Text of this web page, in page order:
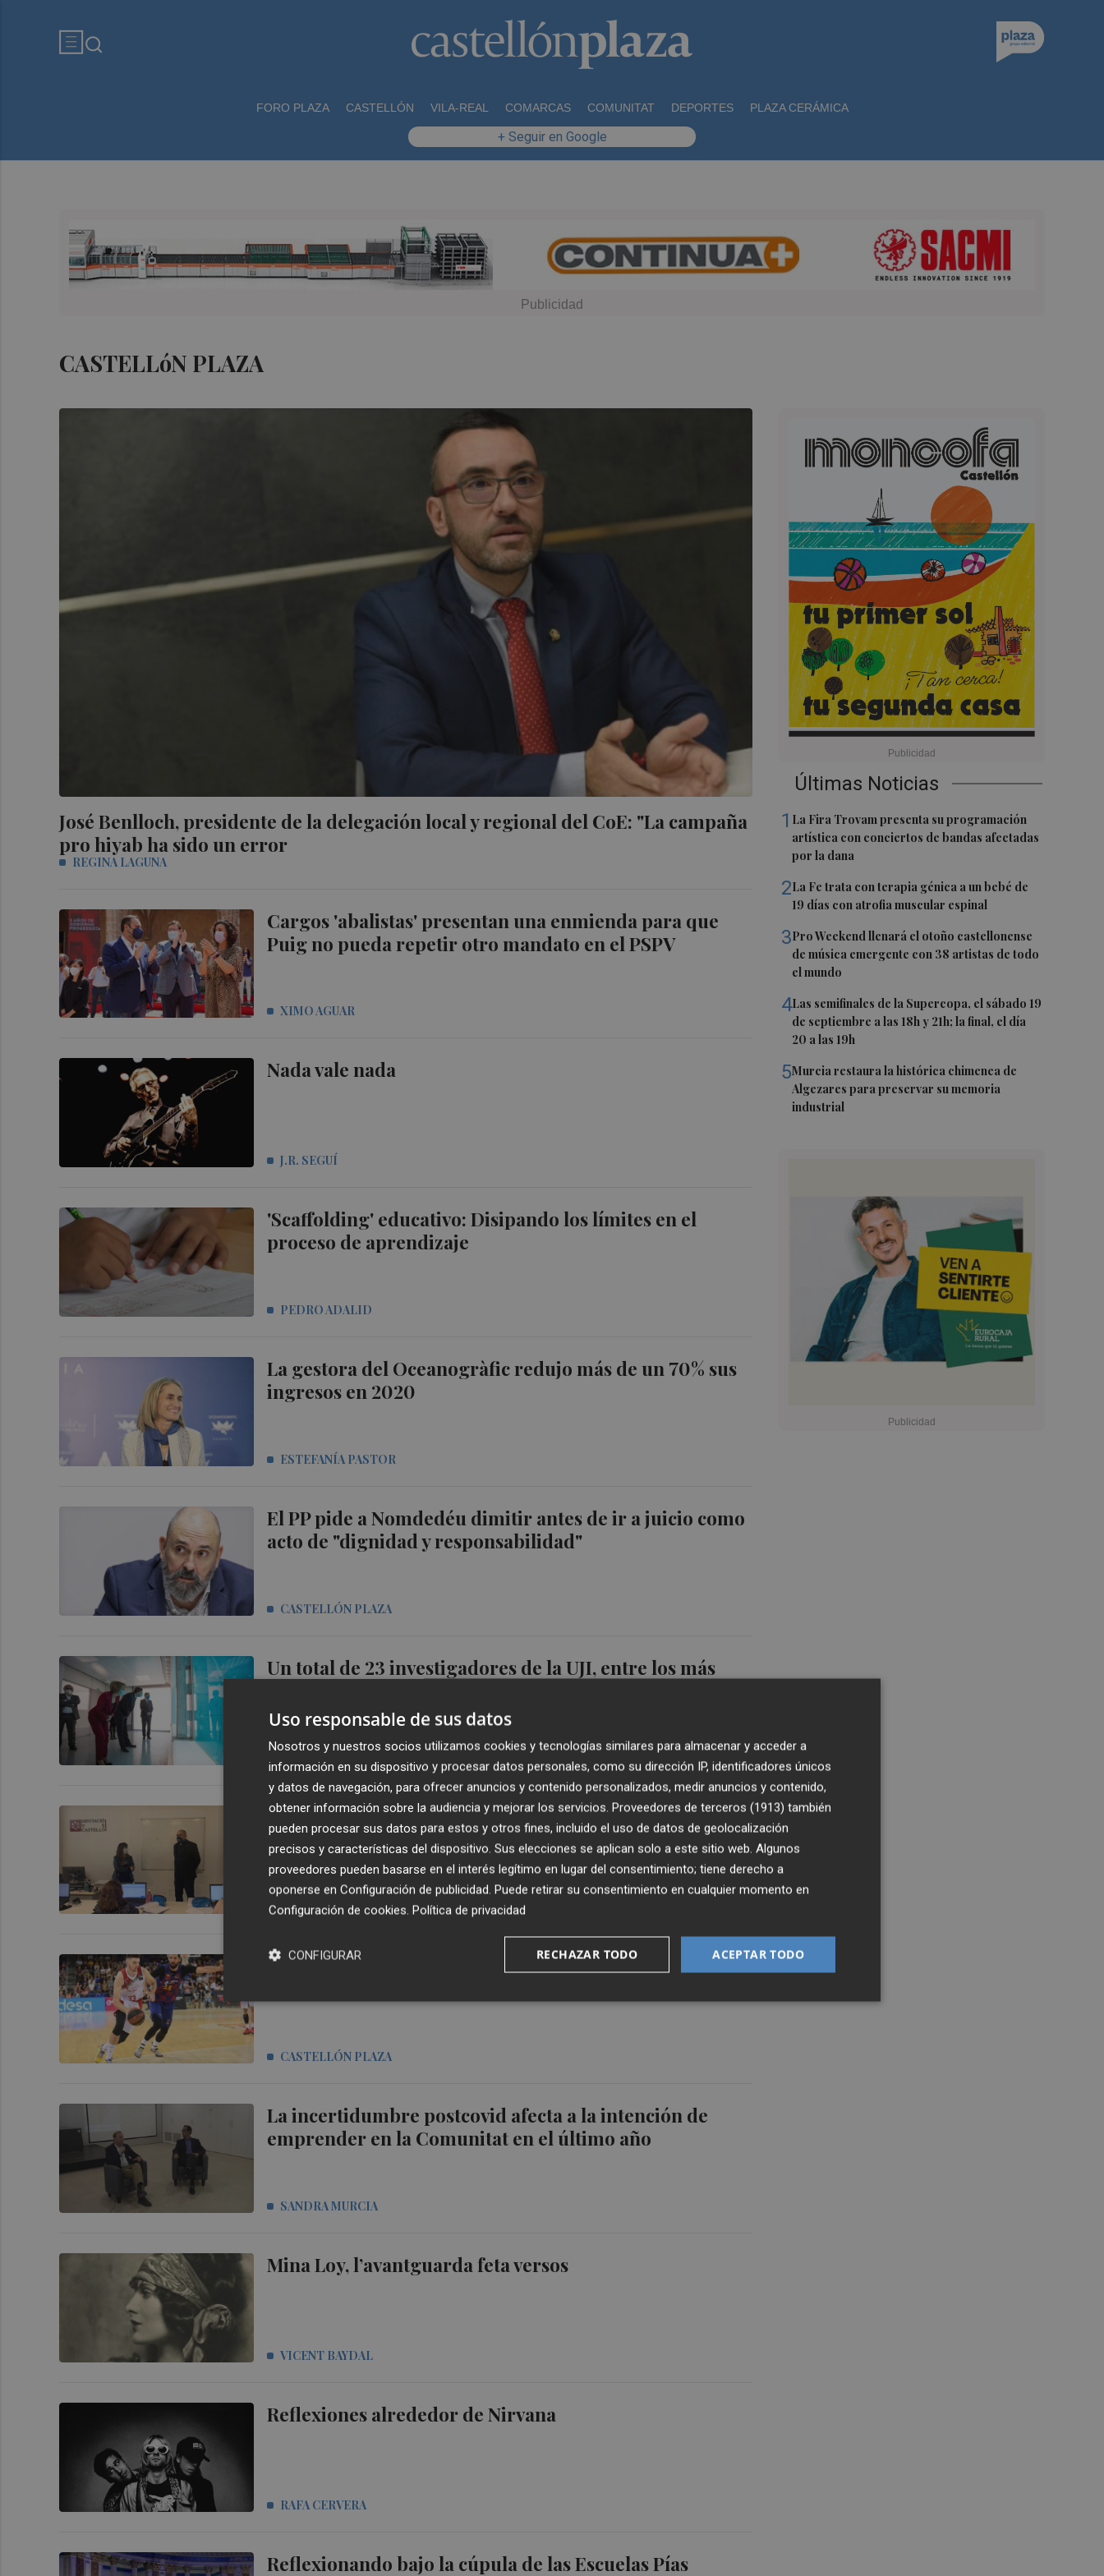
FORO PLAZA CASTELLÓN VILA-REAL COMARCAS COMUNITAT DEPORTES PLAZA CERÁMICA
+ Seguir en Google
CASTELLóN PLAZA
José Benlloch, presidente de la delegación local y regional del CoE: "La campaña
pro hiyab ha sido un error
REGINA LAGUNA
Cargos 'abalistas' presentan una enmienda para que
Puig no pueda repetir otro mandato en el PSPV
XIMO AGUAR
Nada vale nada
J.R. SEGUÍ
'Scaffolding' educativo: Disipando los límites en el
proceso de aprendizaje
PEDRO ADALID
La gestora del Oceanogràfic redujo más de un 70% sus
ingresos en 2020
ESTEFANÍA PASTOR
El PP pide a Nomdedéu dimitir antes de ir a juicio como
acto de "dignidad y responsabilidad"
CASTELLÓN PLAZA
Un total de 23 investigadores de la UJI, entre los más
CASTELLÓN PLAZA
Promoción Económica lanza un curso de Atención
Sociosanitaria en Lucena del Cid
CASTELLÓN PLAZA
El TAU Castelló cierra el fichaje del pívot bosnio Njegos
CASTELLÓN PLAZA
La incertidumbre postcovid afecta a la intención de
emprender en la Comunitat en el último año
SANDRA MURCIA
Mina Loy, l’avantguarda feta versos
VICENT BAYDAL
Reflexiones alrededor de Nirvana
RAFA CERVERA
Reflexionando bajo la cúpula de las Escuelas Pías
Últimas Noticias
1 La Fira Trovam presenta su programación
artística con conciertos de bandas afectadas
por la dana
2La Fe trata con terapia génica a un bebé de
19 días con atrofia muscular espinal
3Pro Weekend llenará el otoño castellonense
de música emergente con 38 artistas de todo
el mundo
4Las semifinales de la Supercopa, el sábado 19
de septiembre a las 18h y 21h; la final, el día
20 a las 19h
5Murcia restaura la histórica chimenea de
Algezares para preservar su memoria
industrial
Uso responsable de sus datos
Nosotros y nuestros socios utilizamos cookies y tecnologías similares para almacenar y acceder a
información en su dispositivo y procesar datos personales, como su dirección IP, identificadores únicos
y datos de navegación, para ofrecer anuncios y contenido personalizados, medir anuncios y contenido,
obtener información sobre la audiencia y mejorar los servicios. Proveedores de terceros (1913) también
pueden procesar sus datos para estos y otros fines, incluido el uso de datos de geolocalización
precisos y características del dispositivo. Sus elecciones se aplican solo a este sitio web. Algunos
proveedores pueden basarse en el interés legítimo en lugar del consentimiento; tiene derecho a
oponerse en Configuración de publicidad. Puede retirar su consentimiento en cualquier momento en
Configuración de cookies. Política de privacidad
ACEPTAR TODO
RECHAZAR TODO
CONFIGURAR